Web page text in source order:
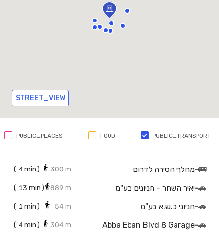
STREET_VIEW
PUBLIC_PLACES FOOD PUBLIC_TRANSPORT
( 4min) 300 m מחלף הסירה לדרום-🚌
( 13 min) 889 m יאיר השחר - חניונים בע"מ-🚗
( 1 min) 54 m חניוני כ.ש.א בע"מ-🚗
( 4min) 304 m Abba Eban Blvd 8 Garage-🚗